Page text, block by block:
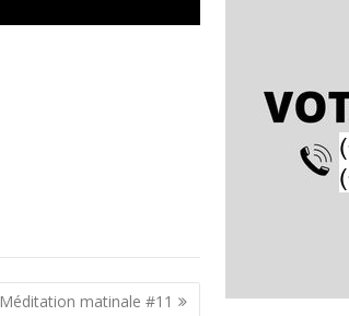
Méditation matinale #11